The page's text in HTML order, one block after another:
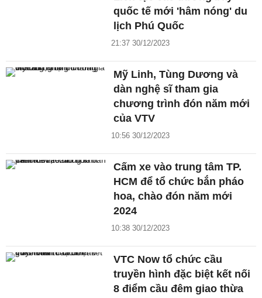
quốc tế mới 'hâm nóng' du
lịch Phú Quốc
21:37 30/12/2023
Mỹ Linh, Tùng Dương và
dàn nghệ sĩ tham gia
chương trình đón năm mới
của VTV
10:56 30/12/2023
Cấm xe vào trung tâm TP.
HCM để tổ chức bắn pháo
hoa, chào đón năm mới
2024
10:38 30/12/2023
VTC Now tổ chức cầu
truyền hình đặc biệt kết nối
8 điểm cầu đêm giao thừa